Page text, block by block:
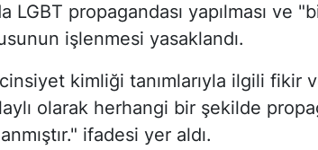
propagandası yapılması ve
işlenmesi yasaklandı.
kimliği tanımlarıyla ilgili fikir
olarak herhangi bir şekilde
ifadesi yer aldı.